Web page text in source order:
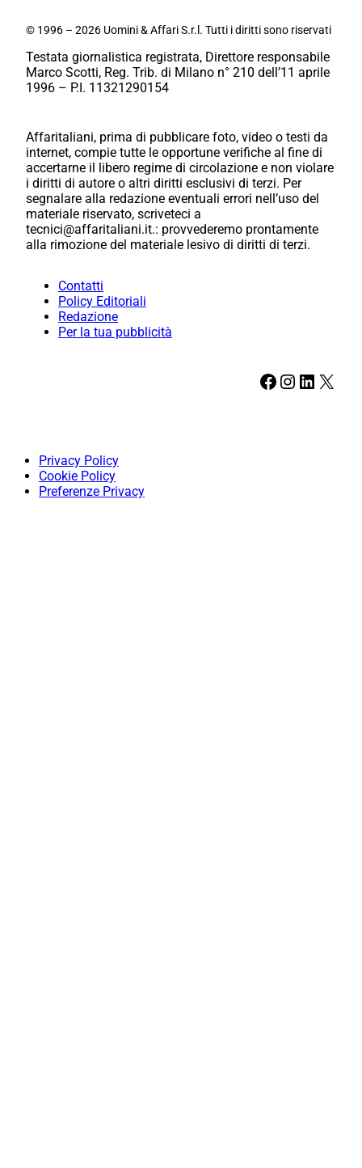
© 1996 – 2026 Uomini & Affari S.r.l. Tutti i diritti sono riservati
Testata giornalistica registrata, Direttore responsabile
Marco Scotti, Reg. Trib. di Milano n° 210 dell’11 aprile
1996 – P.I. 11321290154
Affaritaliani, prima di pubblicare foto, video o testi da
internet, compie tutte le opportune verifiche al fine di
accertarne il libero regime di circolazione e non violare
i diritti di autore o altri diritti esclusivi di terzi. Per
segnalare alla redazione eventuali errori nell’uso del
materiale riservato, scriveteci a
tecnici@affaritaliani.it.: provvederemo prontamente
alla rimozione del materiale lesivo di diritti di terzi.
Contatti
Policy Editoriali
Redazione
Per la tua pubblicità
Facebook Instagram LinkedIn X
Privacy Policy
Cookie Policy
Preferenze Privacy